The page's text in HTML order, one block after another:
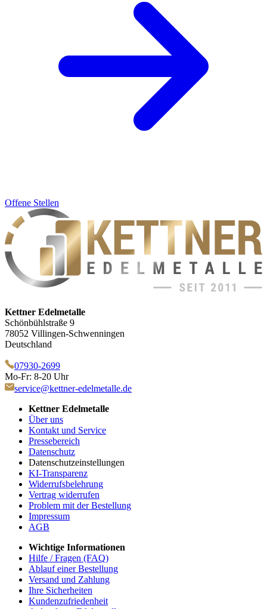
Offene Stellen
Kettner Edelmetalle
Schönbühlstraße 9
78052 Villingen-Schwenningen
Deutschland
07930-2699
Mo-Fr: 8-20 Uhr
service@kettner-edelmetalle.de
Kettner Edelmetalle
Über uns
Kontakt und Service
Pressebereich
Datenschutz
Datenschutzeinstellungen
KI-Transparenz
Widerrufsbelehrung
Vertrag widerrufen
Problem mit der Bestellung
Impressum
AGB
Wichtige Informationen
Hilfe / Fragen (FAQ)
Ablauf einer Bestellung
Versand und Zahlung
Ihre Sicherheiten
Kundenzufriedenheit